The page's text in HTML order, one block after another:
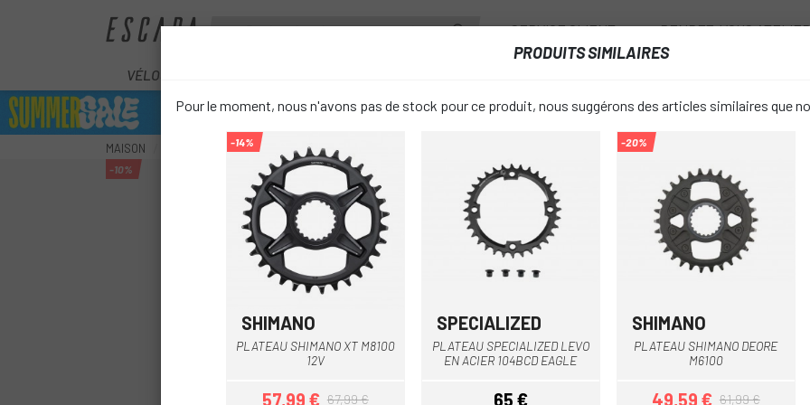
SERVICE CLIENT RENDEZ-VOUS
VÉLOS
MAISON COMPOSANTS TRANSMISSION PLATEAU DE VÉLO ÉLECTRIQUE SRAM EAGLE 34T 104BCD
favorite_border
-10%
PLATEAU
34T
PRIX: 58,50 €
PRODUITS SIMILAIRES
Pour le moment, nous n'avons pas de stock pour ce produit, nous suggérons des articles similaires que
Noir
-14%
SHIMANO
PLATEAU SHIMANO XT M8100
12V
57,99 € 67,99 €
Multi
SPECIALIZED
PLATEAU SPECIALIZED LEVO
EN ACIER 104BCD EAGLE
65 €
-20%
SHIMANO
PLATEAU SHIMANO DEORE
M6100
49,59 € 61,99 €